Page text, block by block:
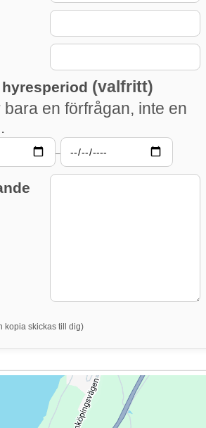
(valfritt)
bara en förfrågan, inte en
–
kopia skickas till dig)